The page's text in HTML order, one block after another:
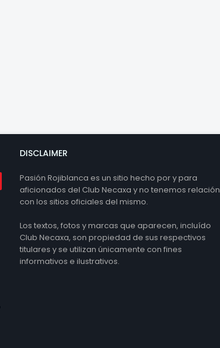
DISCLAIMER
Pasión Rojiblanca es un sitio hecho por y para
aficionados del Club Necaxa y no tenemos relación
con los sitios oficiales del mismo.
Los textos, fotos y marcas que aparecen, incluído
Club Necaxa, son propiedad de sus respectivos
titulares y se utilizan únicamente con fines
informativos e ilustrativos.